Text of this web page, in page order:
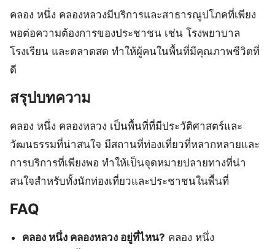
คลอง หนึ่ง คลองหลวงมีบริการและสาธารณูปโภคที่เพียง
พอต่อความต้องการของประชาชน เช่น โรงพยาบาล
โรงเรียน และตลาดสด ทำให้ผู้คนในพื้นที่มีคุณภาพชีวิตที่
ดี
สรุปบทความ
คลอง หนึ่ง คลองหลวง เป็นพื้นที่ที่มีประวัติศาสตร์และ
วัฒนธรรมที่น่าสนใจ มีสถานที่ท่องเที่ยวที่หลากหลายและ
การบริการที่เพียงพอ ทำให้เป็นจุดหมายปลายทางที่น่า
สนใจสำหรับทั้งนักท่องเที่ยวและประชาชนในพื้นที่
FAQ
คลอง หนึ่ง คลองหลวง อยู่ที่ไหน? คลอง หนึ่ง